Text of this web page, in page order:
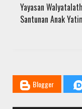
Yayasan
Santunan Anak
Blogger